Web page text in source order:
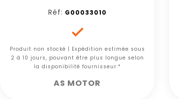
Réf: G00033010

Produit non stocké | Expédition estimée sous
2 à 10 jours, pouvant être plus longue selon
la disponibilité fournisseur.*
AS MOTOR